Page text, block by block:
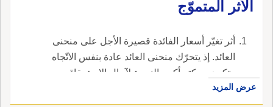
الأثر المتموّج
أثر تغيّر أسعار الفائدة قصيرة الأجل على منحنى
العائد. إذ يتحرّك منحنى العائد عادة بنفس الاتّجاه
وتكون حركته أكبر بالنسبة لآجال الاستحقاق
القصيرة بينما تكون حركته أصغر بالنسبة لآجال
الاستحقاق الطويلة. وقد يتحرّك المنحنى في الاتّجاه
عرض المزيد